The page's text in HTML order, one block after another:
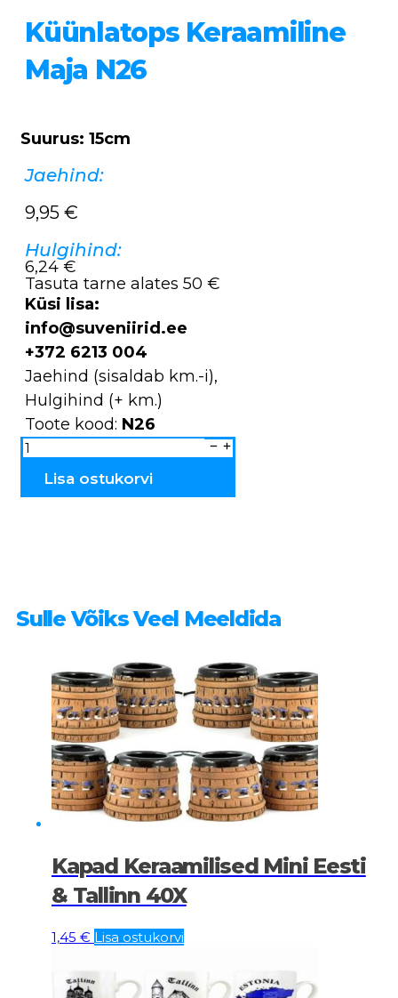
Küünlatops Keraamiline
Maja N26
Suurus: 15cm
Jaehind:
9,95 €
Hulgihind:
6,24 €
Tasuta tarne alates 50 €
Küsi lisa:
info@suveniirid.ee
+372 6213 004
Jaehind (sisaldab km.-i),
Hulgihind (+ km.)
Toote kood: N26
Küünlatops
keraamiline
maja
Lisa ostukorvi
Sulle Võiks Veel Meeldida
Kapad Keraamilised Mini Eesti
& Tallinn 40X
1,45 € Lisa ostukorvi